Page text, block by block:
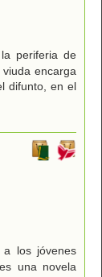
periferia de
encarga
difunto, en el
a los jóvenes
una novela